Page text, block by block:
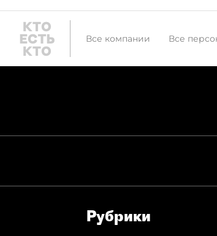
Все компании Все
Рубрики